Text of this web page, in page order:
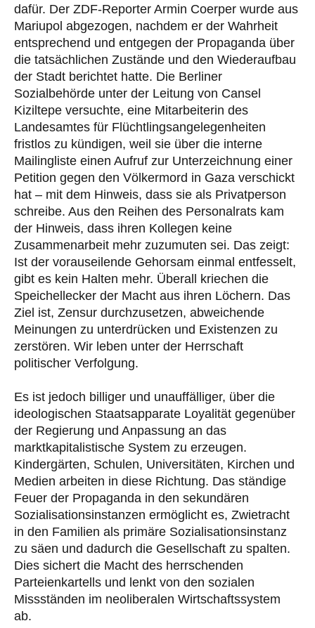
dafür. Der ZDF-Reporter Armin Coerper wurde aus
Mariupol abgezogen, nachdem er der Wahrheit
entsprechend und entgegen der Propaganda über
die tatsächlichen Zustände und den Wiederaufbau
der Stadt berichtet hatte. Die Berliner
Sozialbehörde unter der Leitung von Cansel
Kiziltepe versuchte, eine Mitarbeiterin des
Landesamtes für Flüchtlingsangelegenheiten
fristlos zu kündigen, weil sie über die interne
Mailingliste einen Aufruf zur Unterzeichnung einer
Petition gegen den Völkermord in Gaza verschickt
hat – mit dem Hinweis, dass sie als Privatperson
schreibe. Aus den Reihen des Personalrats kam
der Hinweis, dass ihren Kollegen keine
Zusammenarbeit mehr zuzumuten sei. Das zeigt:
Ist der vorauseilende Gehorsam einmal entfesselt,
gibt es kein Halten mehr. Überall kriechen die
Speichellecker der Macht aus ihren Löchern. Das
Ziel ist, Zensur durchzusetzen, abweichende
Meinungen zu unterdrücken und Existenzen zu
zerstören. Wir leben unter der Herrschaft
politischer Verfolgung.
Es ist jedoch billiger und unauffälliger, über die
ideologischen Staatsapparate Loyalität gegenüber
der Regierung und Anpassung an das
marktkapitalistische System zu erzeugen.
Kindergärten, Schulen, Universitäten, Kirchen und
Medien arbeiten in diese Richtung. Das ständige
Feuer der Propaganda in den sekundären
Sozialisationsinstanzen ermöglicht es, Zwietracht
in den Familien als primäre Sozialisationsinstanz
zu säen und dadurch die Gesellschaft zu spalten.
Dies sichert die Macht des herrschenden
Parteienkartells und lenkt von den sozialen
Missständen im neoliberalen Wirtschaftssystem
ab.